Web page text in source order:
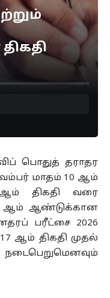
பொதுத் தராதர
மாதம் 10 ஆம்
ஆம் திகதி வரை
ஆம் ஆண்டுக்கான
பரீட்சை 2026
ஆம் திகதி முதல்